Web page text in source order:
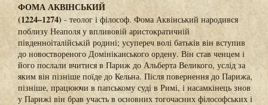
ФОМА АКВІНСЬКИЙ
(1224–1274) - теолог і філософ. Фома Аквінський народився
поблизу Неаполя у впливовій аристократичній
південноіталійській родині; усупереч волі батьків він вступив
до новоствореного Домініканського ордену. Він став ченцем і
його послали вчитися в Париж до Альберта Великого, услід за
яким він пізніше поїде до Кельна. Після повернення до Парижа,
пізніше, працюючи в папському суді в Римі, і насамкінець знов
у Парижі він брав участь в основних тогочасних філософських і